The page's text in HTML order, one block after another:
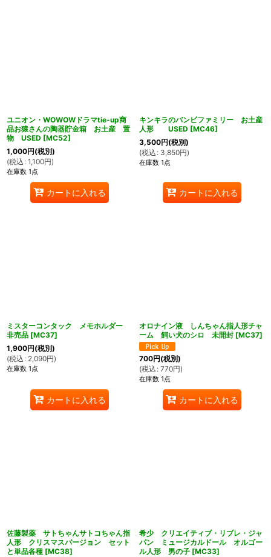
ユニオン・WOWOWドラマtie-up商
品お猿さんの陶器貯金箱 お土産 置
物 USED [MC52]
1,000円(税別)
(税込 : 1,100円)
在庫数 1点
カートに入れる
キンキラのバンビファミリー お土産
人形 USED [MC46]
3,500円(税別)
(税込 : 3,850円)
在庫数 1点
カートに入れる
ミスターコンタック メモホルダー
非売品 [MC37]
1,900円(税別)
(税込 : 2,090円)
在庫数 1点
カートに入れる
オロナイン液 しんちゃん指人形チャ
ーム 飼い犬のシロ 未開封 [MC37]
700円(税別)
(税込 : 770円)
在庫数 1点
カートに入れる
佐藤製薬 サトちゃんサトコちゃん指
人形 クリスマスバージョン セット
と単品各種 [MC38]
希少 クリエイティブ・リブレ・ジャ
パン ミュージカルドール オルゴー
ル人形 男の子 [MC33]